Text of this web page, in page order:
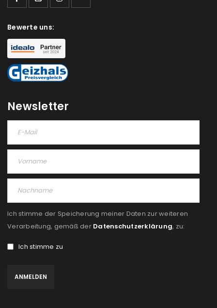
Bewerte uns:
Newsletter
Ich stimme der Speicherung meiner Daten zur weiteren
Verarbeitung, gemäß der Datenschutzerklärung, zu:
Ich stimme zu